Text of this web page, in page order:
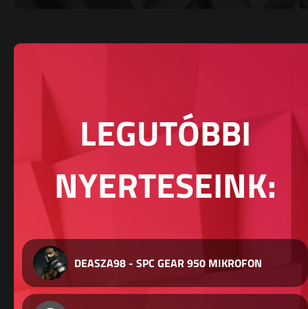
LEGUTÓBBI
NYERTESEINK:
DEASZA98 - SPC GEAR 950 MIKROFON